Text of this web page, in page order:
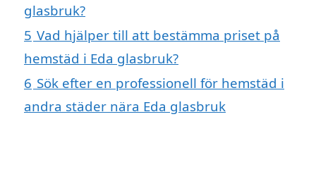
glasbruk?
5 Vad hjälper till att bestämma priset på
hemstäd i Eda glasbruk?
6 Sök efter en professionell för hemstäd i
andra städer nära Eda glasbruk